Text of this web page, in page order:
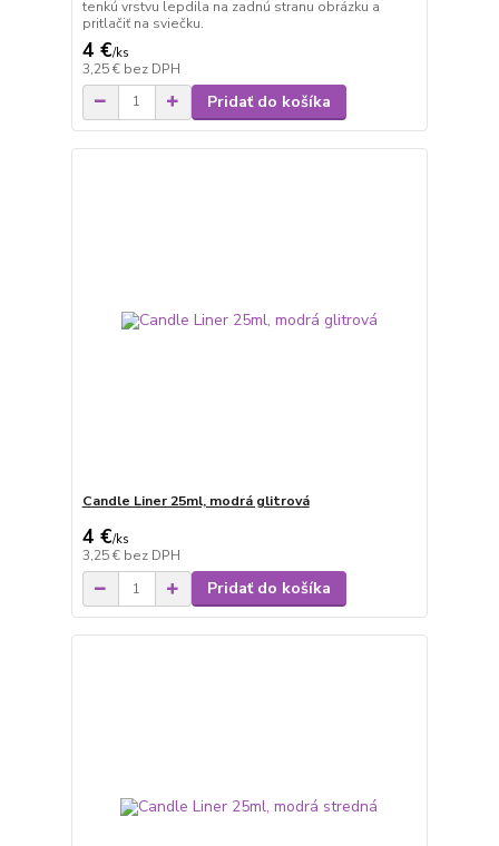
tenkú vrstvu lepdila na zadnú stranu obrázku a
pritlačiť na sviečku.
4 €/ks
3,25 € bez DPH
Pridať do košíka
Candle Liner 25ml, modrá glitrová
4 €/ks
3,25 € bez DPH
Pridať do košíka